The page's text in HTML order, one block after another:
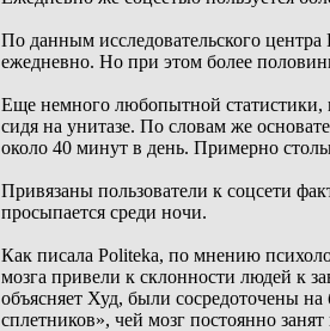
По данным исследовательского
ежедневно. Но при этом более
Еще немного любопытной статистики,
сидя на унитазе. По словам же
около 40 минут в день. Примерно
Привязаны пользователи к соцсети
просыпается среди ночи.
Как писала Politeka, по мнению
мозга привели к склонности людей к
объясняет Худ, были сосредоточены
сплетников», чей мозг постоянно